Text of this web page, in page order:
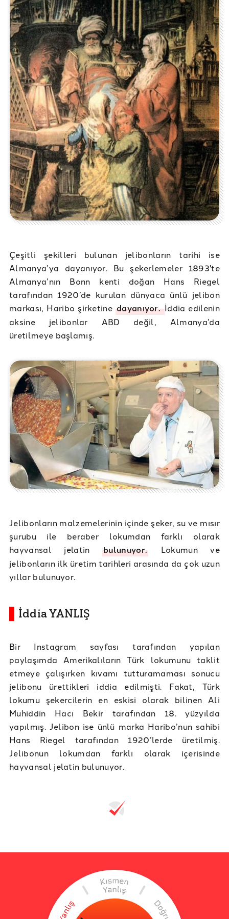
Çeşitli şekilleri bulunan jelibonların tarihi ise
Almanya’ya dayanıyor. Bu şekerlemeler 1893'te
Almanya’nın Bonn kenti doğan Hans Riegel
tarafından 1920’de kurulan dünyaca ünlü jelibon
markası, Haribo şirketine dayanıyor.İddia edilenin
aksine jelibonlar ABD değil, Almanya’da
üretilmeye başlamış.
Jelibonların malzemelerinin içinde şeker, su ve mısır
şurubu ile beraber lokumdan farklı olarak
hayvansal jelatinbulunuyor. Lokumun ve
jelibonların ilk üretim tarihleri arasında da çok uzun
yıllar bulunuyor.
İddia YANLIŞ
Bir Instagram sayfası tarafından yapılan
paylaşımda Amerikalıların Türk lokumunu taklit
etmeye çalışırken kıvamı tutturamaması sonucu
jelibonu ürettikleri iddia edilmişti. Fakat, Türk
lokumu şekercilerin en eskisi olarak bilinen Ali
Muhiddin Hacı Bekir tarafından 18. yüzyılda
yapılmış. Jelibon ise ünlü marka Haribo’nun sahibi
Hans Riegel tarafından 1920’lerde üretilmiş.
Jelibonun lokumdan farklı olarak içerisinde
hayvansal jelatin bulunuyor.